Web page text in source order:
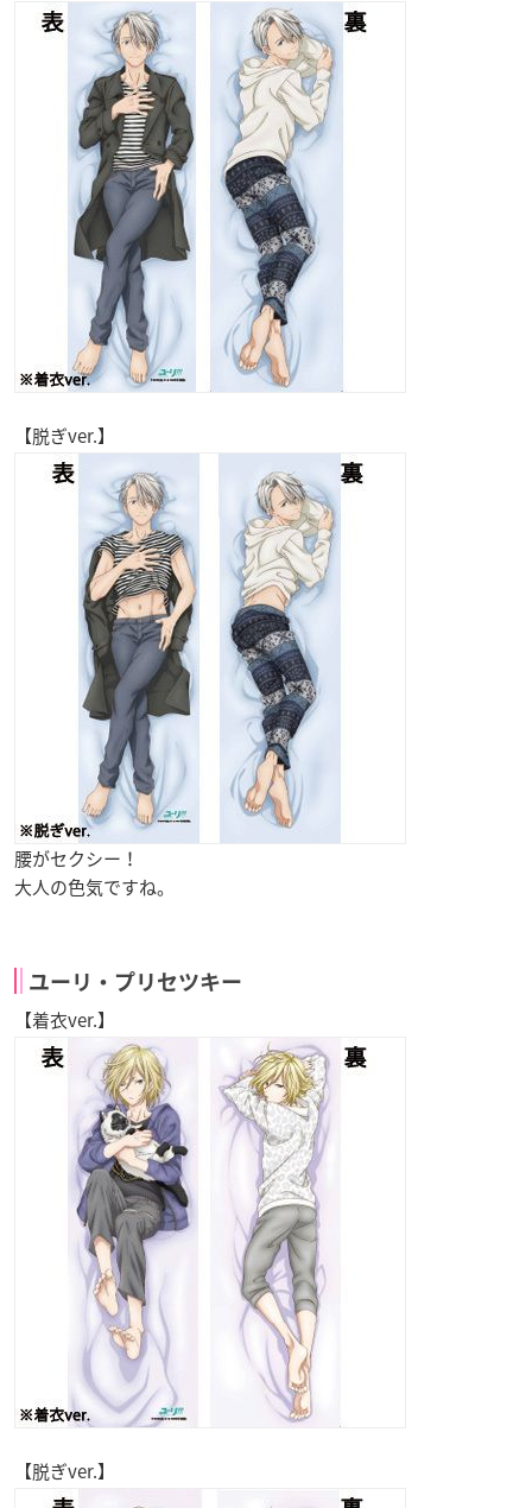
【脱ぎver.】
腰がセクシー！
大人の色気ですね。
ユーリ・プリセツキー
【着衣ver.】
【脱ぎver.】